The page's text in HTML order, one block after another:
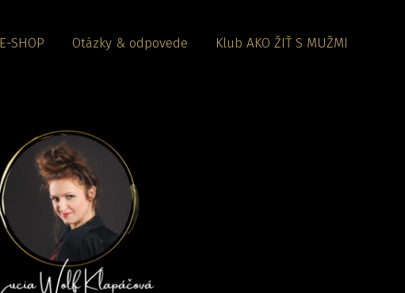
E-SHOP Otázky & odpovede Klub AKO ŽIŤ S MUŽMI